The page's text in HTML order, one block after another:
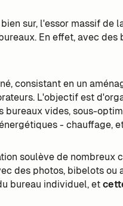
sur, l'essor massif de
En effet, avec des
consistant en un
L'objectif est
vides, sous-
- chauffage,
soulève de nombreux
des photos, bibelots ou
bureau individuel, et